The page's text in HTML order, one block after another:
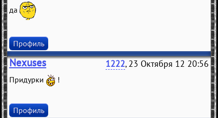
да
Профиль
Nexuses 1222, 23 Октября 12 20:56
Придурки !
Профиль